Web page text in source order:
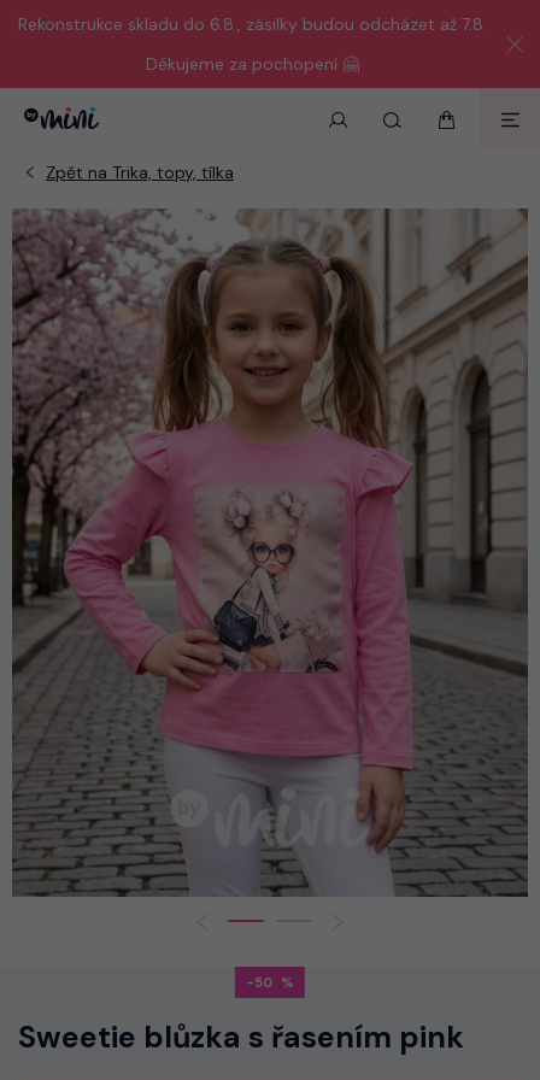
Rekonstrukce skladu do 6.8., zásilky budou odcházet až 7.8.
Děkujeme za pochopení 🤗
-50
Sweetie blůzka s řasením pink